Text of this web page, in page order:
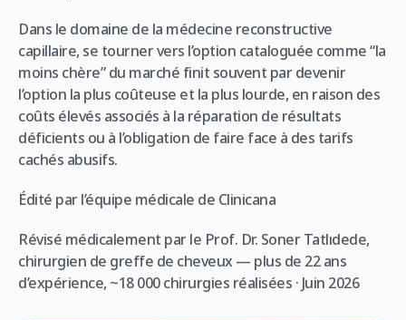
Dans le domaine de la médecine reconstructive
capillaire, se tourner vers l’option cataloguée comme “la
moins chère” du marché finit souvent par devenir
l’option la plus coûteuse et la plus lourde, en raison des
coûts élevés associés à la réparation de résultats
déficients ou à l’obligation de faire face à des tarifs
cachés abusifs.
Édité par l’équipe médicale de Clinicana
Révisé médicalement par le Prof. Dr. Soner Tatlıdede,
chirurgien de greffe de cheveux — plus de 22 ans
d’expérience, ~18 000 chirurgies réalisées · Juin 2026